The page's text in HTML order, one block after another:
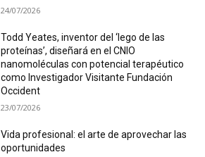
24/07/2026
Todd Yeates, inventor del ‘lego de las
proteínas’, diseñará en el CNIO
nanomoléculas con potencial terapéutico
como Investigador Visitante Fundación
Occident
23/07/2026
Vida profesional: el arte de aprovechar las
oportunidades